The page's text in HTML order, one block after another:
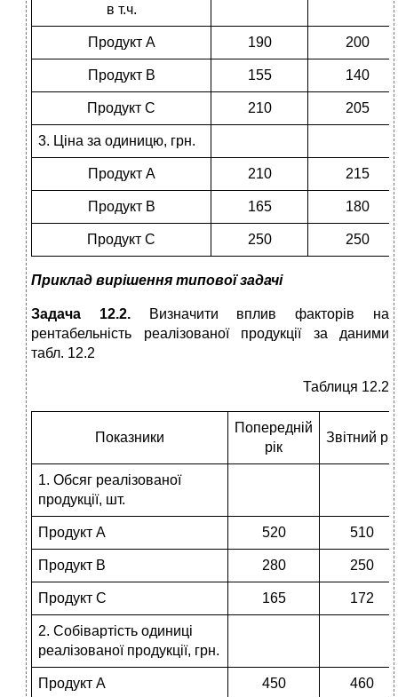
в т.ч.
Продукт А 190 200
Продукт В 155 140
Продукт С 210 205
3. Ціна за одиницю, грн.
Продукт А 210 215
Продукт В 165 180
Продукт С 250 250
Приклад вирішення типової задачі
Задача 12.2.Визначити вплив факторів на
рентабельність реалізованої продукції за даними
табл. 12.2
Таблиця 12.2
Показники
Попередній
рік
Звітний рік
1. Обсяг реалізованої
продукції, шт.
Продукт А 520 510
Продукт В 280 250
Продукт С 165 172
2. Собівартість одиниці
реалізованої продукції, грн.
Продукт А 450 460